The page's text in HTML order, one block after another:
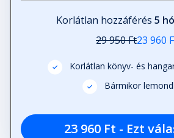
Korlátlan hozzáférés 5
29 950 Ft23 960
Korlátlan könyv- és
Bármikor
23 960 Ft - Ezt